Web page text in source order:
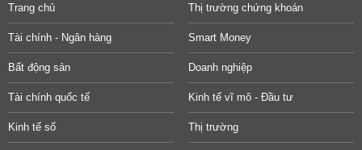
Trang chủ Thị trường chứng khoán
Tài chính - Ngân hàng Smart Money
Bất động sản Doanh nghiệp
Tài chính quốc tế Kinh tế vĩ mô - Đầu tư
Kinh tế số Thị trường